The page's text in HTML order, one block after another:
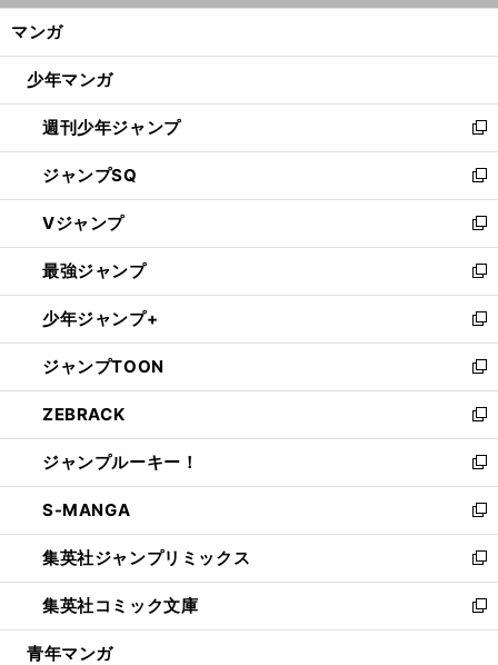
ン
ウ
開
く
マンガ
少年マンガ
週刊少年ジャンプ
新
し
い
ウ
ィ
ン
ド
ウ
で
開
く
ジャンプSQ
新
し
い
ウ
ィ
ン
ド
ウ
で
開
く
Vジャンプ
新
し
い
ウ
ィ
ン
ド
ウ
で
開
く
最強ジャンプ
新
し
い
ウ
ィ
ン
ド
ウ
で
開
く
少年ジャンプ+
新
し
い
ウ
ィ
ン
ド
ウ
で
開
く
ジャンプTOON
新
し
い
ウ
ィ
ン
ド
ウ
で
開
く
ZEBRACK
新
し
い
ウ
ィ
ン
ド
ウ
で
開
ジャンプルーキー！
新
し
い
ウ
ィ
ン
ド
ウ
S-MANGA
新
し
い
ウ
ィ
ン
集英社ジャンプリミックス
新
し
い
ウ
集英社コミック文庫
新
し
青年マンガ